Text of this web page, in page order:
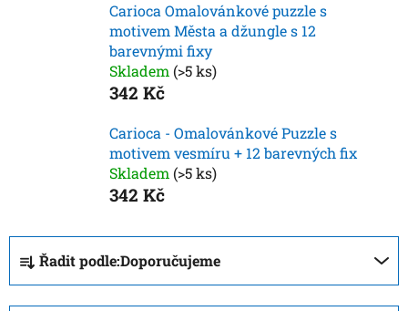
Carioca Omalovánkové puzzle s
motivem Města a džungle s 12
barevnými fixy
Skladem (>5 ks)
342 Kč
Carioca - Omalovánkové Puzzle s
motivem vesmíru + 12 barevných fix
Skladem (>5 ks)
342 Kč
Ř
a
z
Řadit podle:Doporučujeme